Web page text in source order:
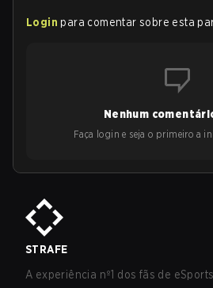
Login para comentar sobre esta
Nenhum
Faça login e seja o primeiro a
STRAFE
A experiência nº1 dos fãs de